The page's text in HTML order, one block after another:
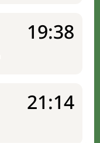
19:38
21:14